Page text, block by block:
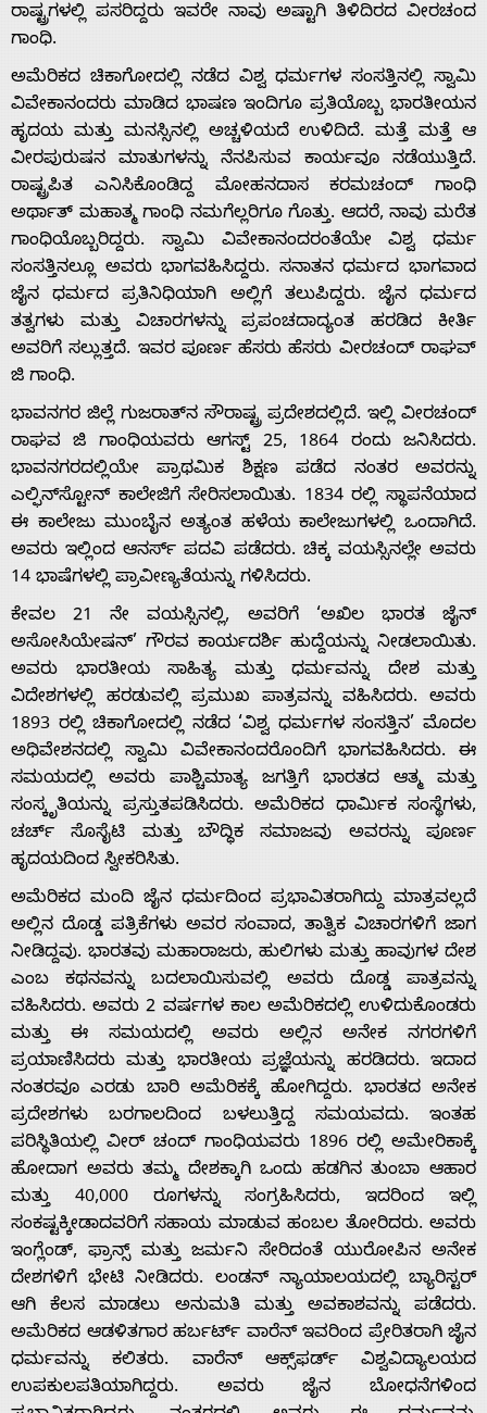
Home
About
Us
Advertise
With
s
Contact
Us
ರಾಷ್ಟ್ರಗಳಲ್ಲಿ ಪಸರಿದ್ದರು ಇವರೇ ನಾವು ಅಷ್ಟಾಗಿ ತಿಳಿದಿರದ ವೀರಚಂದ
ಗಾಂಧಿ.
ಅಮೆರಿಕದ ಚಿಕಾಗೋದಲ್ಲಿ ನಡೆದ ವಿಶ್ವ ಧರ್ಮಗಳ ಸಂಸತ್ತಿನಲ್ಲಿ ಸ್ವಾಮಿ
ವಿವೇಕಾನಂದರು ಮಾಡಿದ ಭಾಷಣ ಇಂದಿಗೂ ಪ್ರತಿಯೊಬ್ಬ ಭಾರತೀಯನ
ಹೃದಯ ಮತ್ತು ಮನಸ್ಸಿನಲ್ಲಿ ಅಚ್ಚಳಿಯದೆ ಉಳಿದಿದೆ. ಮತ್ತೆ ಮತ್ತೆ ಆ
ವೀರಪುರುಷನ ಮಾತುಗಳನ್ನು ನೆನಪಿಸುವ ಕಾರ್ಯವೂ ನಡೆಯುತ್ತಿದೆ.
ರಾಷ್ಟ್ರಪಿತ ಎನಿಸಿಕೊಂಡಿದ್ದ ಮೋಹನದಾಸ ಕರಮಚಂದ್ ಗಾಂಧಿ
ಅರ್ಥಾತ್ ಮಹಾತ್ಮ ಗಾಂಧಿ ನಮಗೆಲ್ಲರಿಗೂ ಗೊತ್ತು. ಆದರೆ, ನಾವು ಮರೆತ
ಗಾಂಧಿಯೊಬ್ಬರಿದ್ದರು. ಸ್ವಾಮಿ ವಿವೇಕಾನಂದರಂತೆಯೇ ವಿಶ್ವ ಧರ್ಮ
ಸಂಸತ್ತಿನಲ್ಲೂ ಅವರು ಭಾಗವಹಿಸಿದ್ದರು. ಸನಾತನ ಧರ್ಮದ ಭಾಗವಾದ
ಜೈನ ಧರ್ಮದ ಪ್ರತಿನಿಧಿಯಾಗಿ ಅಲ್ಲಿಗೆ ತಲುಪಿದ್ದರು. ಜೈನ ಧರ್ಮದ
ತತ್ವಗಳು ಮತ್ತು ವಿಚಾರಗಳನ್ನು ಪ್ರಪಂಚದಾದ್ಯಂತ ಹರಡಿದ ಕೀರ್ತಿ
ಅವರಿಗೆ ಸಲ್ಲುತ್ತದೆ. ಇವರ ಪೂರ್ಣ ಹೆಸರು ಹೆಸರು ವೀರಚಂದ್ ರಾಘವ್
ಜಿ ಗಾಂಧಿ.
ಭಾವನಗರ ಜಿಲ್ಲೆ ಗುಜರಾತ್‌ನ ಸೌರಾಷ್ಟ್ರ ಪ್ರದೇಶದಲ್ಲಿದೆ. ಇಲ್ಲಿ ವೀರಚಂದ್
ರಾಘವ ಜಿ ಗಾಂಧಿಯವರು ಆಗಸ್ಟ್ 25, 1864 ರಂದು ಜನಿಸಿದರು.
ಭಾವನಗರದಲ್ಲಿಯೇ ಪ್ರಾಥಮಿಕ ಶಿಕ್ಷಣ ಪಡೆದ ನಂತರ ಅವರನ್ನು
ಎಲ್ಫಿನ್‌ಸ್ಟೋನ್ ಕಾಲೇಜಿಗೆ ಸೇರಿಸಲಾಯಿತು. 1834 ರಲ್ಲಿ ಸ್ಥಾಪನೆಯಾದ
ಈ ಕಾಲೇಜು ಮುಂಬೈನ ಅತ್ಯಂತ ಹಳೆಯ ಕಾಲೇಜುಗಳಲ್ಲಿ ಒಂದಾಗಿದೆ.
ಅವರು ಇಲ್ಲಿಂದ ಆನರ್ಸ್ ಪದವಿ ಪಡೆದರು. ಚಿಕ್ಕ ವಯಸ್ಸಿನಲ್ಲೇ ಅವರು
14 ಭಾಷೆಗಳಲ್ಲಿ ಪ್ರಾವೀಣ್ಯತೆಯನ್ನು ಗಳಿಸಿದರು.
ಕೇವಲ 21 ನೇ ವಯಸ್ಸಿನಲ್ಲಿ, ಅವರಿಗೆ ‘ಅಖಿಲ ಭಾರತ ಜೈನ್
ಅಸೋಸಿಯೇಷನ್’ ಗೌರವ ಕಾರ್ಯದರ್ಶಿ ಹುದ್ದೆಯನ್ನು ನೀಡಲಾಯಿತು.
ಅವರು ಭಾರತೀಯ ಸಾಹಿತ್ಯ ಮತ್ತು ಧರ್ಮವನ್ನು ದೇಶ ಮತ್ತು
ವಿದೇಶಗಳಲ್ಲಿ ಹರಡುವಲ್ಲಿ ಪ್ರಮುಖ ಪಾತ್ರವನ್ನು ವಹಿಸಿದರು. ಅವರು
1893 ರಲ್ಲಿ ಚಿಕಾಗೋದಲ್ಲಿ ನಡೆದ ‘ವಿಶ್ವ ಧರ್ಮಗಳ ಸಂಸತ್ತಿನ’ ಮೊದಲ
ಅಧಿವೇಶನದಲ್ಲಿ ಸ್ವಾಮಿ ವಿವೇಕಾನಂದರೊಂದಿಗೆ ಭಾಗವಹಿಸಿದರು. ಈ
ಸಮಯದಲ್ಲಿ ಅವರು ಪಾಶ್ಚಿಮಾತ್ಯ ಜಗತ್ತಿಗೆ ಭಾರತದ ಆತ್ಮ ಮತ್ತು
ಸಂಸ್ಕೃತಿಯನ್ನು ಪ್ರಸ್ತುತಪಡಿಸಿದರು. ಅಮೆರಿಕದ ಧಾರ್ಮಿಕ ಸಂಸ್ಥೆಗಳು,
ಚರ್ಚ್ ಸೊಸೈಟಿ ಮತ್ತು ಬೌದ್ಧಿಕ ಸಮಾಜವು ಅವರನ್ನು ಪೂರ್ಣ
ಹೃದಯದಿಂದ ಸ್ವೀಕರಿಸಿತು.
ಅಮೆರಿಕದ ಮಂದಿ ಜೈನ ಧರ್ಮದಿಂದ ಪ್ರಭಾವಿತರಾಗಿದ್ದು ಮಾತ್ರವಲ್ಲದೆ
ಅಲ್ಲಿನ ದೊಡ್ಡ ಪತ್ರಿಕೆಗಳು ಅವರ ಸಂವಾದ, ತಾತ್ವಿಕ ವಿಚಾರಗಳಿಗೆ ಜಾಗ
ನೀಡಿದ್ದವು. ಭಾರತವು ಮಹಾರಾಜರು, ಹುಲಿಗಳು ಮತ್ತು ಹಾವುಗಳ ದೇಶ
ಎಂಬ ಕಥನವನ್ನು ಬದಲಾಯಿಸುವಲ್ಲಿ ಅವರು ದೊಡ್ಡ ಪಾತ್ರವನ್ನು
ವಹಿಸಿದರು. ಅವರು 2 ವರ್ಷಗಳ ಕಾಲ ಅಮೆರಿಕದಲ್ಲಿ ಉಳಿದುಕೊಂಡರು
ಮತ್ತು ಈ ಸಮಯದಲ್ಲಿ ಅವರು ಅಲ್ಲಿನ ಅನೇಕ ನಗರಗಳಿಗೆ
ಪ್ರಯಾಣಿಸಿದರು ಮತ್ತು ಭಾರತೀಯ ಪ್ರಜ್ಞೆಯನ್ನು ಹರಡಿದರು. ಇದಾದ
ನಂತರವೂ ಎರಡು ಬಾರಿ ಅಮೆರಿಕಕ್ಕೆ ಹೋಗಿದ್ದರು. ಭಾರತದ ಅನೇಕ
ಪ್ರದೇಶಗಳು ಬರಗಾಲದಿಂದ ಬಳಲುತ್ತಿದ್ದ ಸಮಯವದು. ಇಂತಹ
ಪರಿಸ್ಥಿತಿಯಲ್ಲಿ ವೀರ್ ಚಂದ್ ಗಾಂಧಿಯವರು 1896 ರಲ್ಲಿ ಅಮೇರಿಕಾಕ್ಕೆ
ಹೋದಾಗ ಅವರು ತಮ್ಮ ದೇಶಕ್ಕಾಗಿ ಒಂದು ಹಡಗಿನ ತುಂಬಾ ಆಹಾರ
ಮತ್ತು 40,000 ರೂಗಳನ್ನು ಸಂಗ್ರಹಿಸಿದರು, ಇದರಿಂದ ಇಲ್ಲಿ
ಸಂಕಷ್ಟಕ್ಕೀಡಾದವರಿಗೆ ಸಹಾಯ ಮಾಡುವ ಹಂಬಲ ತೋರಿದರು. ಅವರು
ಇಂಗ್ಲೆಂಡ್, ಫ್ರಾನ್ಸ್ ಮತ್ತು ಜರ್ಮನಿ ಸೇರಿದಂತೆ ಯುರೋಪಿನ ಅನೇಕ
ದೇಶಗಳಿಗೆ ಭೇಟಿ ನೀಡಿದರು. ಲಂಡನ್ ನ್ಯಾಯಾಲಯದಲ್ಲಿ ಬ್ಯಾರಿಸ್ಟರ್
ಆಗಿ ಕೆಲಸ ಮಾಡಲು ಅನುಮತಿ ಮತ್ತು ಅವಕಾಶವನ್ನು ಪಡೆದರು.
ಅಮೆರಿಕದ ಆಡಳಿತಗಾರ ಹರ್ಬರ್ಟ್ ವಾರೆನ್ ಇವರಿಂದ ಪ್ರೇರಿತರಾಗಿ ಜೈನ
ಧರ್ಮವನ್ನು ಕಲಿತರು. ವಾರೆನ್ ಆಕ್ಸ್‌ಫರ್ಡ್ ವಿಶ್ವವಿದ್ಯಾಲಯದ
ಉಪಕುಲಪತಿಯಾಗಿದ್ದರು. ಅವರು ಜೈನ ಬೋಧನೆಗಳಿಂದ